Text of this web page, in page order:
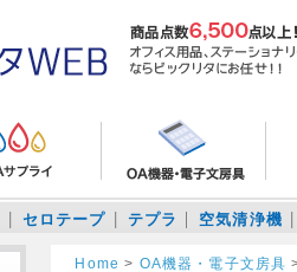
セロテープ テプラ 空気清浄機
Home > OA機器・電子文房具